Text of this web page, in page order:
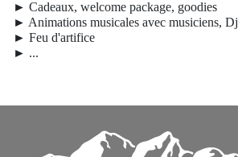
► Cadeaux, welcome package, goodies
► Animations musicales avec musiciens, Dj
► Feu d'artifice
► ...